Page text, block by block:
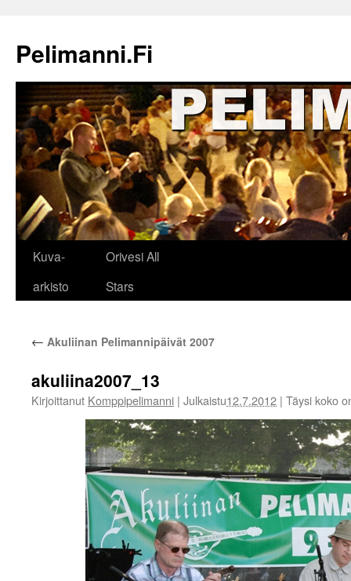
Pelimanni.Fi
Kuva-
arkisto
Orivesi All
Stars
← Akuliinan Pelimannipäivät 2007
akuliina2007_13
Kirjoittanut Komppipelimanni | Julkaistu12.7.2012 | Täysi koko